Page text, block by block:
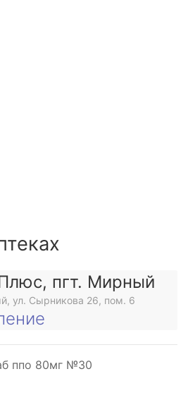
пгт. Мирный
ул. Сырникова 26, пом. 6
ппо 80мг №30